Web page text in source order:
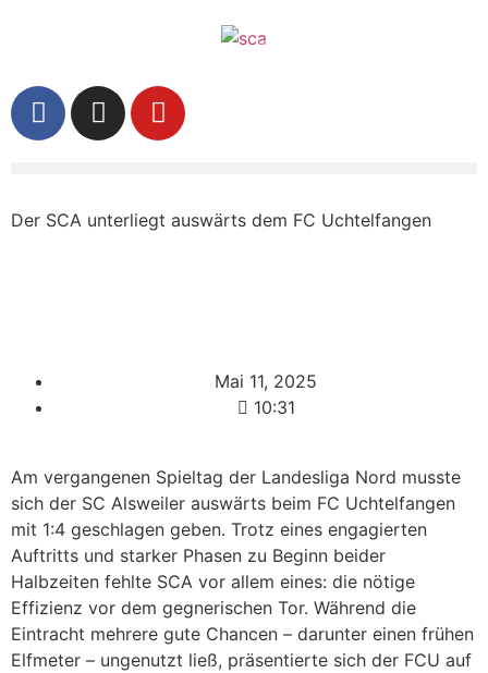
Der SCA unterliegt auswärts dem FC Uchtelfangen
Mai 11, 2025
10:31
Am vergangenen Spieltag der Landesliga Nord musste
sich der SC Alsweiler auswärts beim FC Uchtelfangen
mit 1:4 geschlagen geben. Trotz eines engagierten
Auftritts und starker Phasen zu Beginn beider
Halbzeiten fehlte SCA vor allem eines: die nötige
Effizienz vor dem gegnerischen Tor. Während die
Eintracht mehrere gute Chancen – darunter einen frühen
Elfmeter – ungenutzt ließ, präsentierte sich der FCU auf